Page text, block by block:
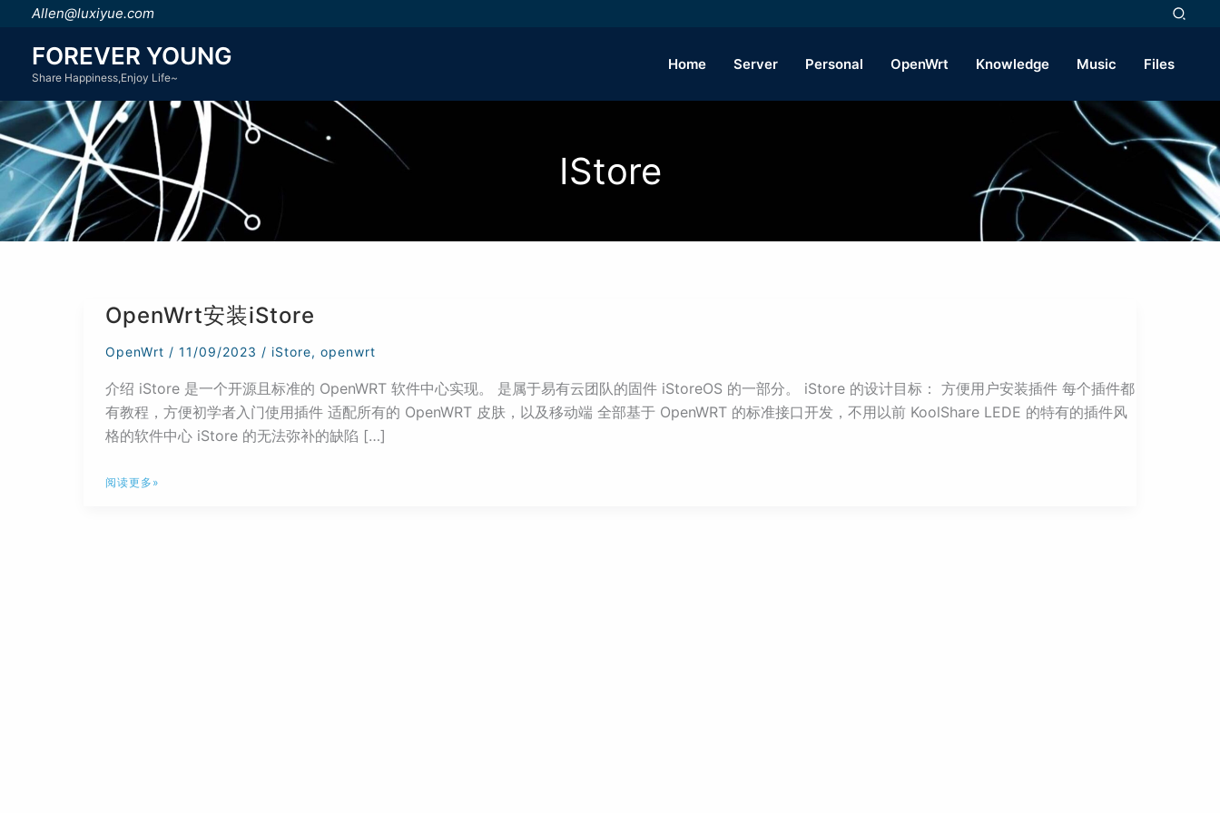
Allen@luxiyue.com
FOREVER YOUNG
Share Happiness,Enjoy Life~
Home Server Personal OpenWrt Knowledge Music Files
IStore
OpenWrt安装iStore
OpenWrt / 11/09/2023 / iStore, openwrt
介绍 iStore 是一个开源且标准的 OpenWRT 软件中心实现。 是属于易有云团队的固件 iStoreOS 的一部分。 iStore 的设计目标： 方便用户安装插件 每个插件都
有教程，方便初学者入门使用插件 适配所有的 OpenWRT 皮肤，以及移动端 全部基于 OpenWRT 的标准接口开发，不用以前 KoolShare LEDE 的特有的插件风
格的软件中心 iStore 的无法弥补的缺陷 […]
OpenWrt
阅读更多»